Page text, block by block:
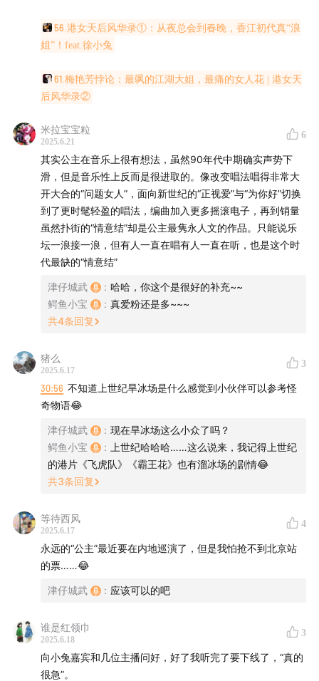
在本期，我们将会聊到“公主”陈慧娴的事业与人生，还有
那些一听就让你起鸡皮疙瘩的经典港乐。
56.港女天后风华录①：从夜总会到春晚，香江初代真“浪
姐”！feat.徐小兔
61.梅艳芳悖论：最飒的江湖大姐，最痛的女人花 | 港女天
后风华录②
米拉宝宝粒
2025.6.21
6
其实公主在音乐上很有想法，虽然90年代中期确实声势下
滑，但是音乐性上反而是很进取的。像改变唱法唱得非常大
开大合的“问题女人”，面向新世纪的“正视爱”与“为你好”切换
到了更时髦轻盈的唱法，编曲加入更多摇滚电子，再到销量
虽然扑街的“情意结”却是公主最隽永人文的作品。只能说乐
坛一浪接一浪，但有人一直在唱有人一直在听，也是这个时
代最缺的“情意结”
津仔城武 : 哈哈，你这个是很好的补充~~
鳄鱼小宝
: 真爱粉还是多~~~
共4条回复
猪么
2025.6.17
3
30:56 不知道上世纪旱冰场是什么感觉到小伙伴可以参考怪
奇物语😂
津仔城武 : 现在旱冰场这么小众了吗？
鳄鱼小宝
:
上世纪哈哈哈……这么说来，我记得上世纪
的港片《飞虎队》《霸王花》也有溜冰场的剧情😂
共3条回复
等待西风
2025.6.17
4
永远的“公主”最近要在内地巡演了，但是我怕抢不到北京站
的票……😂
津仔城武 : 应该可以的吧
谁是红领巾
2025.6.18
3
向小兔嘉宾和几位主播问好，好了我听完了要下线了，“真的
很急”。